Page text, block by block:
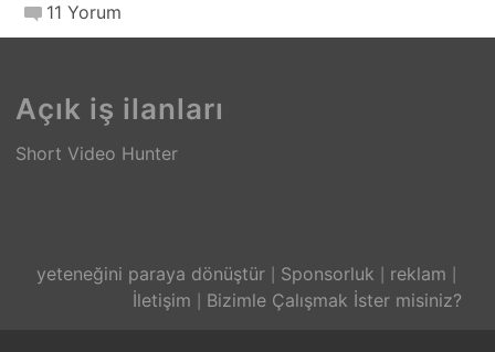
11 Yorum
Açık iş ilanları
Short Video Hunter
yeteneğini paraya dönüştür Sponsorluk
reklam
İletişim
Bizimle Çalışmak İster misiniz?